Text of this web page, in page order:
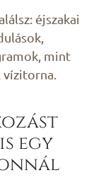
éjszakai
mint
vízitorna.
egy